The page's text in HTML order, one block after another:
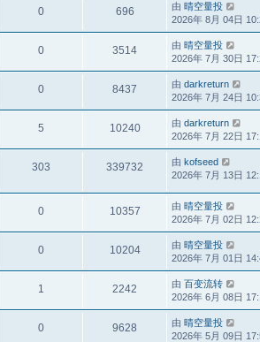
0 696 由 晴空量投
2026年 8月 04日
0 3514 由 晴空量投
2026年 7月 30日
0 8437 由 darkreturn
2026年 7月 24日
5 10240 由 darkreturn
2026年 7月 22日
303 339732 由 kofseed
2026年 7月 13日
0 10357 由 晴空量投
2026年 7月 02日
0 10204 由 晴空量投
2026年 7月 01日
1 2242 由 百变流转
2026年 6月 08日
0 9628 由 晴空量投
2026年 5月 09日